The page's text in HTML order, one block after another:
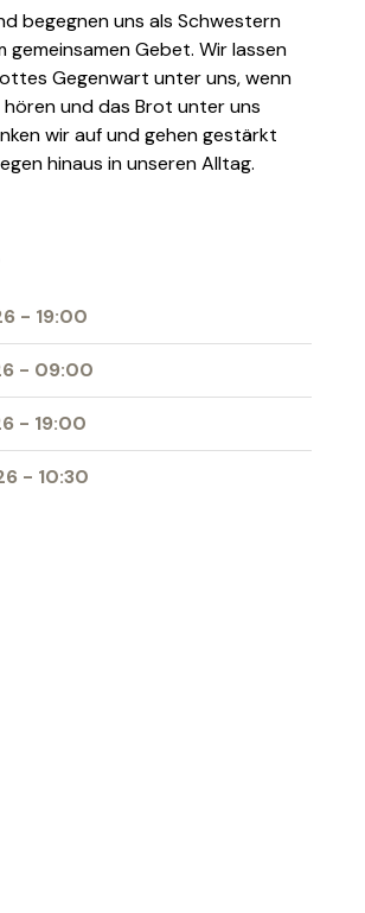
begegnen uns als Schwestern
gemeinsamen Gebet. Wir lassen
Gegenwart unter uns, wenn
und das Brot unter uns
wir auf und gehen gestärkt
hinaus in unseren Alltag.
- 19:00
- 09:00
- 19:00
- 10:30